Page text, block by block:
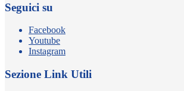
Seguici su
Facebook
Youtube
Instagram
Sezione Link Utili